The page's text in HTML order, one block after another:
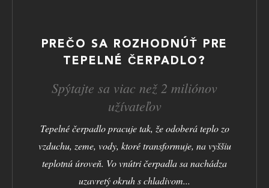
PREČO SA ROZHODNÚŤ PRE
TEPELNÉ ČERPADLO?
Spýtajte sa viac než 2 miliónov
užívateľov
Tepelné čerpadlo pracuje tak, že odoberá teplo zo
vzduchu, zeme, vody, ktoré transformuje, na vyššiu
teplotnú úroveň. Vo vnútri čerpadla sa nachádza
uzavretý okruh s chladivom...